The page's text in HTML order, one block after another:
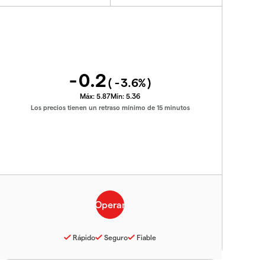
-0.2( -3.6%)
Máx: 5.87Mín: 5.36
Los precios tienen un retraso mínimo de 15 minutos
Rápido Seguro Fiable